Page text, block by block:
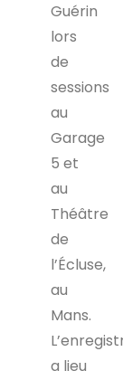
Guérin
lors
de
sessions
au
Garage
5 et
au
Théâtre
de
l’Écluse,
au
Mans.
a lieu